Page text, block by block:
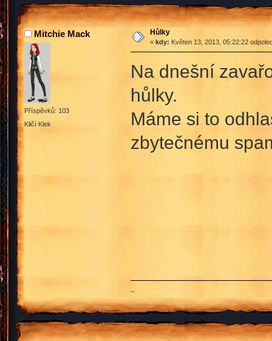
Mitchie Mack
Příspěvků: 103
Kličí Klek
Hůlky
« kdy: Květen 13, 2013, 05:22:22
Na dnešní
hůlky.
Máme si to
zbytečnému
~